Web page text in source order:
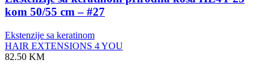
kom 50/55 cm – #27
Ekstenzije sa keratinom
HAIR EXTENSIONS 4 YOU
82.50 KM